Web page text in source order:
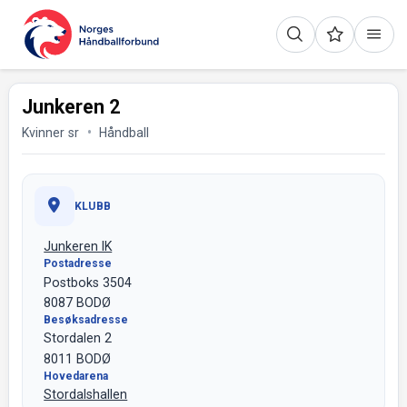
Junkeren 2
Kvinner sr Håndball
KLUBB
Junkeren IK
Postadresse
Postboks 3504
8087 BODØ
Besøksadresse
Stordalen 2
8011 BODØ
Hovedarena
Stordalshallen